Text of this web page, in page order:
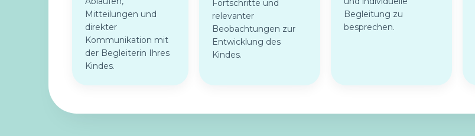
Mitteilungen und
direkter
Kommunikation mit
der Begleiterin Ihres
Kindes.
Fortschritte und
relevanter
Beobachtungen zur
Entwicklung des
Kindes.
Begleitung zu
besprechen.